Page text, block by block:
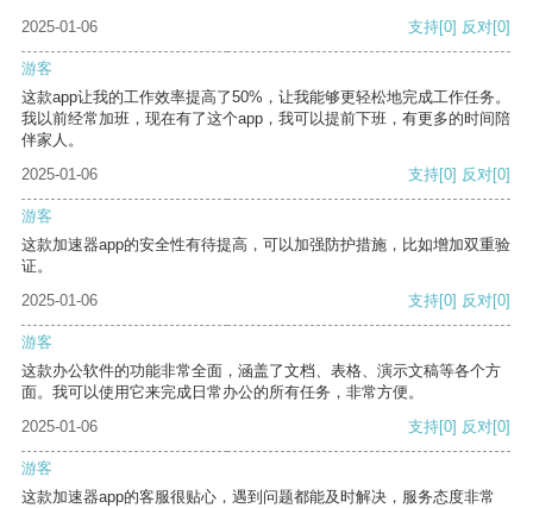
2025-01-06 支持[0] 反对[0]
游客
这款app让我的工作效率提高了50%，让我能够更轻松地完成工作任务。
我以前经常加班，现在有了这个app，我可以提前下班，有更多的时间陪
伴家人。
2025-01-06
支持[0] 反对[0]
游客
这款加速器app的安全性有待提高，可以加强防护措施，比如增加双重验
证。
2025-01-06
支持[0] 反对[0]
游客
这款办公软件的功能非常全面，涵盖了文档、表格、演示文稿等各个方
面。我可以使用它来完成日常办公的所有任务，非常方便。
2025-01-06
支持[0] 反对[0]
游客
这款加速器app的客服很贴心，遇到问题都能及时解决，服务态度非常